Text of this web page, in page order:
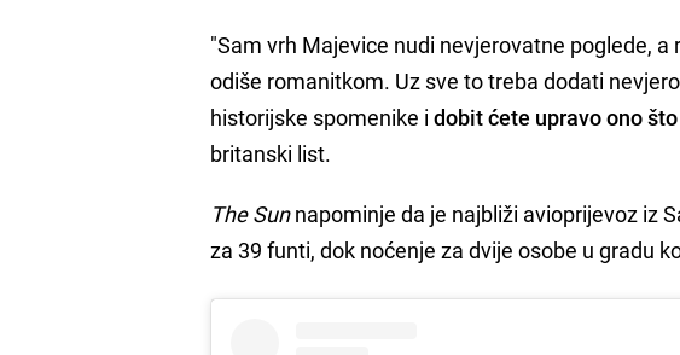
"Sam vrh Majevice nudi nevjerovatne poglede,
odiše romanitkom. Uz sve to treba dodati
historijske spomenike idobit ćete upravo ono
britanski list.
The Sunnapominje da je najbliži avioprijevoz iz
za 39 funti, dok noćenje za dvije osobe u gradu